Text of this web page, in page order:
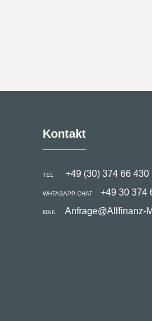
Kontakt
TEL +49 (30) 374 66 430
WHTASAPP-CHAT +49 30 374
MAIL Anfrage@Allfinanz-